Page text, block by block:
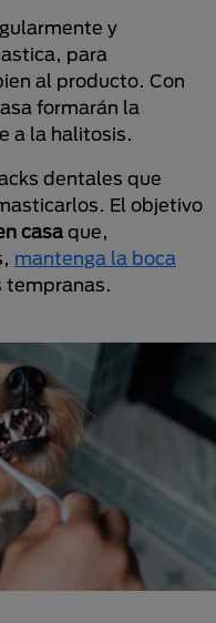
y
para
al producto. Con
formarán la
a la halitosis.
dentales que
El objetivo
casa que,
mantenga la boca
tempranas.